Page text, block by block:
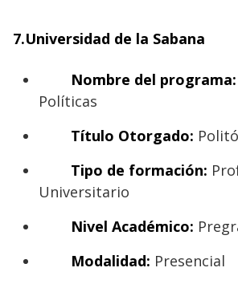
7.Universidad de la Sabana
Nombre del programa:
Políticas
Título Otorgado:
Tipo de formación:
Universitario
Nivel Académico:
Modalidad: Presencial